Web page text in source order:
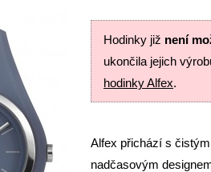
Hodinky již není
ukončila jejich
hodinky Alfex.
Alfex přichází s
nadčasovým